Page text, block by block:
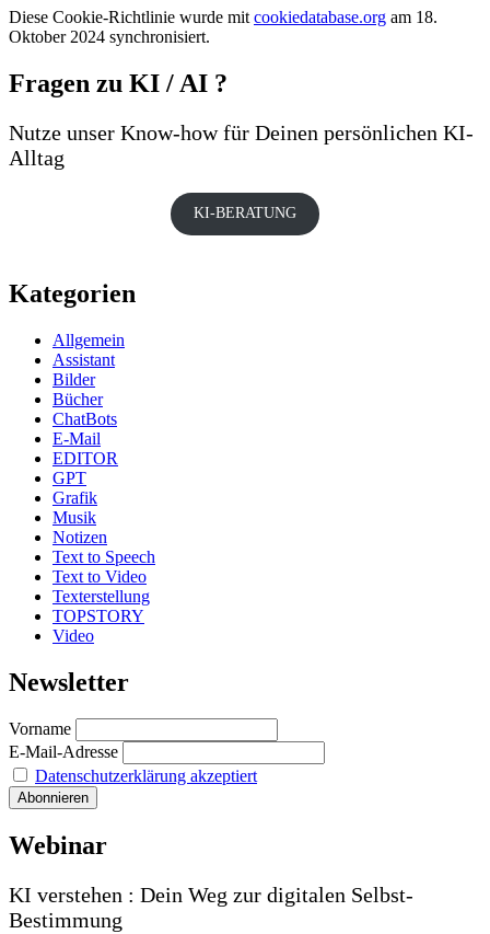
Diese Cookie-Richtlinie wurde mit cookiedatabase.org am 18.
Oktober 2024 synchronisiert.
Fragen zu KI / AI ?
Nutze unser Know-how für Deinen persönlichen KI-
Alltag
KI-BERATUNG
Kategorien
Allgemein
Assistant
Bilder
Bücher
ChatBots
E-Mail
EDITOR
GPT
Grafik
Musik
Notizen
Text to Speech
Text to Video
Texterstellung
TOPSTORY
Video
Newsletter
Vorname
E-Mail-Adresse
Datenschutzerklärung akzeptiert
Webinar
KI verstehen : Dein Weg zur digitalen Selbst-
Bestimmung